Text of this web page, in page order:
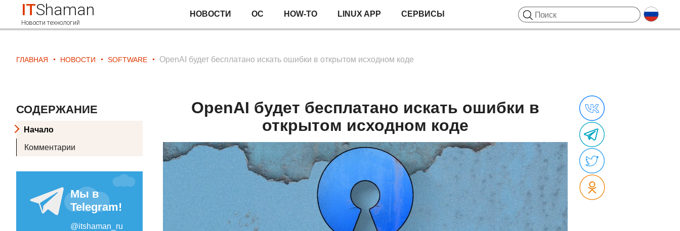
ITShaman
Новости технологий
НОВОСТИ ОС HOW-TO LINUX APP СЕРВИСЫ
ГЛАВНАЯ НОВОСТИ SOFTWARE OpenAI будет бесплатано искать ошибки в открытом исходном коде
СОДЕРЖАНИЕ
Начало
Комментарии
OpenAI будет бесплатано искать ошибки в
открытом исходном коде